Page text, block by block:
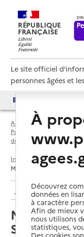
RÉPUBLIQUE
FRANÇAISE
Le site officiel
personnes âgées et
Accueil
Espace
Points d'information
département
Indre-et-Loire (37)
Maison Départementale
Retour aux
Maison
Solidarité
À
Découvrez
données en
à caractère
Afin de mieux
nous utilisons
statistiques,